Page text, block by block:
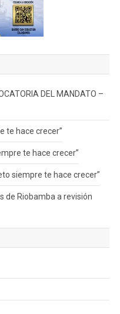
DEL MANDATO –
te hace crecer”
te hace crecer”
siempre te hace crecer”
de Riobamba a revisión